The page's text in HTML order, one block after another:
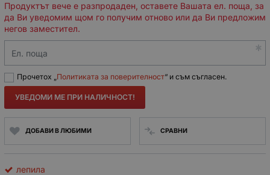
Продуктът вече е разпродаден, оставете Вашата ел. поща, за
да Ви уведомим щом го получим отново или да Ви предложим
негов заместител.
Ел. поща
Прочетох „Политиката за поверителност“ и съм съгласен.
УВЕДОМИ МЕ ПРИ НАЛИЧНОСТ!
ДОБАВИ В ЛЮБИМИ СРАВНИ
лепила